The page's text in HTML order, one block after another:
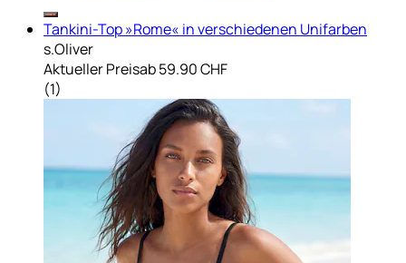
Tankini-Top »Rome« in verschiedenen Unifarben
s.Oliver
Aktueller Preisab59.90 CHF
(1)